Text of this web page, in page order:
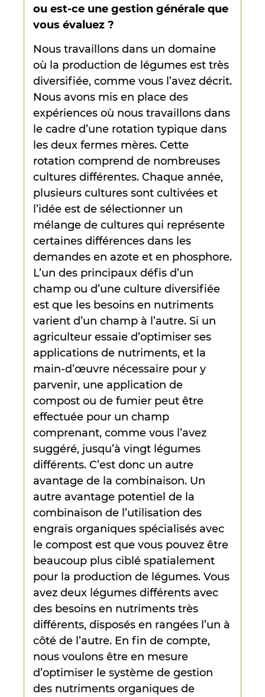
ou est-ce une gestion générale que
vous évaluez ?
Nous travaillons dans un domaine
où la production de légumes est très
diversifiée, comme vous l’avez décrit.
Nous avons mis en place des
expériences où nous travaillons dans
le cadre d’une rotation typique dans
les deux fermes mères. Cette
rotation comprend de nombreuses
cultures différentes. Chaque année,
plusieurs cultures sont cultivées et
l’idée est de sélectionner un
mélange de cultures qui représente
certaines différences dans les
demandes en azote et en phosphore.
L’un des principaux défis d’un
champ ou d’une culture diversifiée
est que les besoins en nutriments
varient d’un champ à l’autre. Si un
agriculteur essaie d’optimiser ses
applications de nutriments, et la
main-d’œuvre nécessaire pour y
parvenir, une application de
compost ou de fumier peut être
effectuée pour un champ
comprenant, comme vous l’avez
suggéré, jusqu’à vingt légumes
différents. C’est donc un autre
avantage de la combinaison. Un
autre avantage potentiel de la
combinaison de l’utilisation des
engrais organiques spécialisés avec
le compost est que vous pouvez être
beaucoup plus ciblé spatialement
pour la production de légumes. Vous
avez deux légumes différents avec
des besoins en nutriments très
différents, disposés en rangées l’un à
côté de l’autre. En fin de compte,
nous voulons être en mesure
d’optimiser le système de gestion
des nutriments organiques de